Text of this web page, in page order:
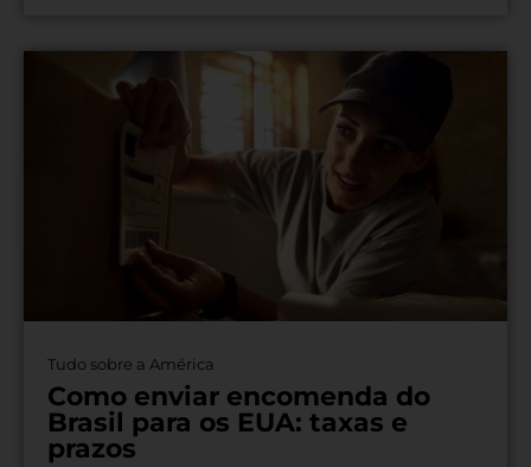
Tudo sobre a América
Como enviar encomenda do
Brasil para os EUA: taxas e
prazos